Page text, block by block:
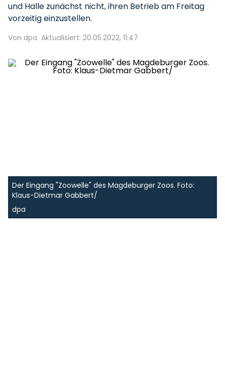
und Halle zunächst nicht, ihren Betrieb am Freitag
vorzeitig einzustellen.
Von dpa Aktualisiert: 20.05.2022, 11:47
Der Eingang "Zoowelle" des Magdeburger Zoos. Foto:
Klaus-Dietmar Gabbert/
dpa